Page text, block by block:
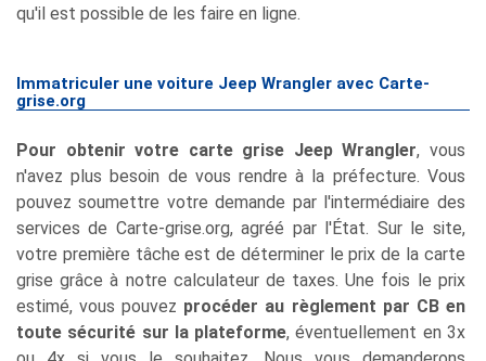
qu'il est possible de les faire en ligne.
Immatriculer une voiture Jeep Wrangler avec Carte-
grise.org
Pour obtenir votre carte grise Jeep Wrangler, vous
n'avez plus besoin de vous rendre à la préfecture. Vous
pouvez soumettre votre demande par l'intermédiaire des
services de Carte-grise.org, agréé par l'État. Sur le site,
votre première tâche est de déterminer le prix de la carte
grise grâce à notre calculateur de taxes. Une fois le prix
estimé, vous pouvez procéder au règlement par CB en
toute sécurité sur la plateforme, éventuellement en 3x